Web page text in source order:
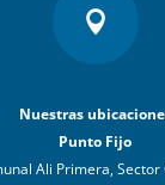

Nuestras
Punto Fijo
Ali Primera, Sector